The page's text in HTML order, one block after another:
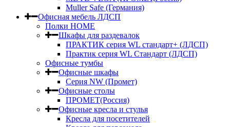
Muller Safe (Германия)
Офисная мебель ЛДСП
Полки HOME
Шкафы для раздевалок
ПРАКТИК серия WL стандарт+ (ЛДСП)
Практик серия WL Стандарт (ЛДСП)
Офисные тумбы
Офисные шкафы
Серия NW (Промет)
Офисные столы
ПРОМЕТ(Россия)
Офисные кресла и стулья
Кресла для посетителей